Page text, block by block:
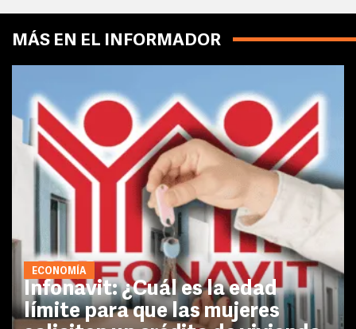
MÁS EN EL INFORMADOR
ECONOMÍA
Infonavit: ¿Cuál es la edad
límite para que las mujeres